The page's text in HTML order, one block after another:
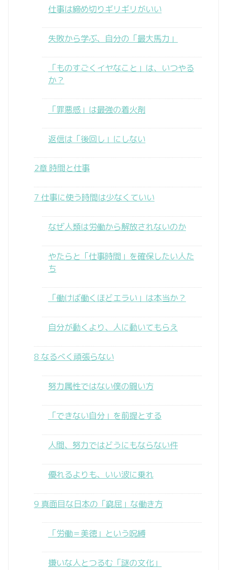
仕事は締め切りギリギリがいい
失敗から学ぶ、自分の「最大馬力」
「ものすごくイヤなこと」は、いつやる
か？
「罪悪感」は最強の着火剤
返信は「後回し」にしない
2章 時間と仕事
7 仕事に使う時間は少なくていい
なぜ人類は労働から解放されないのか
やたらと「仕事時間」を確保したい人た
ち
「働けば働くほどエラい」は本当か？
自分が動くより、人に動いてもらえ
8 なるべく頑張らない
努力属性ではない僕の闘い方
「できない自分」を前提とする
人間、努力ではどうにもならない件
優れるよりも、いい波に乗れ
9 真面目な日本の「窮屈」な働き方
「労働＝美徳」という呪縛
嫌いな人とつるむ「謎の文化」